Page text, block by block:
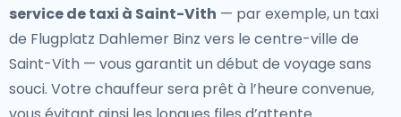
service de taxi à Saint-Vith — par exemple, un taxi
de Flugplatz Dahlemer Binz vers le centre-ville de
Saint-Vith — vous garantit un début de voyage sans
souci. Votre chauffeur sera prêt à l’heure convenue,